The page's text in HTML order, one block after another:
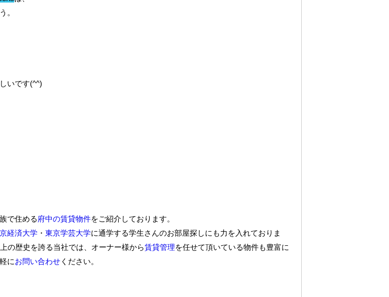
。
いです(^^)
で住める府中の賃貸物件をご紹介しております。
経済大学 ・ 東京学芸大学に通学する学生さんのお部屋探しにも力を入れておりま
の歴史を誇る当社では、オーナー様から賃貸管理を任せて頂いている物件も豊富に
にお問い合わせ ください。